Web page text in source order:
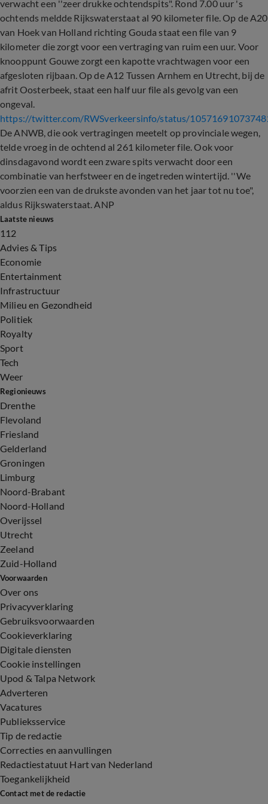
verwacht een ''zeer drukke ochtendspits". Rond 7.00 uur 's
ochtends meldde Rijkswaterstaat al 90 kilometer file. Op de A20
van Hoek van Holland richting Gouda staat een file van 9
kilometer die zorgt voor een vertraging van ruim een uur. Voor
knooppunt Gouwe zorgt een kapotte vrachtwagen voor een
afgesloten rijbaan. Op de A12 Tussen Arnhem en Utrecht, bij de
afrit Oosterbeek, staat een half uur file als gevolg van een
ongeval.
https://twitter.com/RWSverkeersinfo/status/
De ANWB, die ook vertragingen meetelt op provinciale wegen,
telde vroeg in de ochtend al 261 kilometer file. Ook voor
dinsdagavond wordt een zware spits verwacht door een
combinatie van herfstweer en de ingetreden wintertijd. ''We
voorzien een van de drukste avonden van het jaar tot nu toe",
aldus Rijkswaterstaat. ANP
Laatste nieuws
112
Advies & Tips
Economie
Entertainment
Infrastructuur
Milieu en Gezondheid
Politiek
Royalty
Sport
Tech
Weer
Regionieuws
Drenthe
Flevoland
Friesland
Gelderland
Groningen
Limburg
Noord-Brabant
Noord-Holland
Overijssel
Utrecht
Zeeland
Zuid-Holland
Voorwaarden
Over ons
Privacyverklaring
Gebruiksvoorwaarden
Cookieverklaring
Digitale diensten
Cookie instellingen
Upod & Talpa Network
Adverteren
Vacatures
Publieksservice
Tip de redactie
Correcties en aanvullingen
Redactiestatuut Hart van Nederland
Toegankelijkheid
Contact met de redactie